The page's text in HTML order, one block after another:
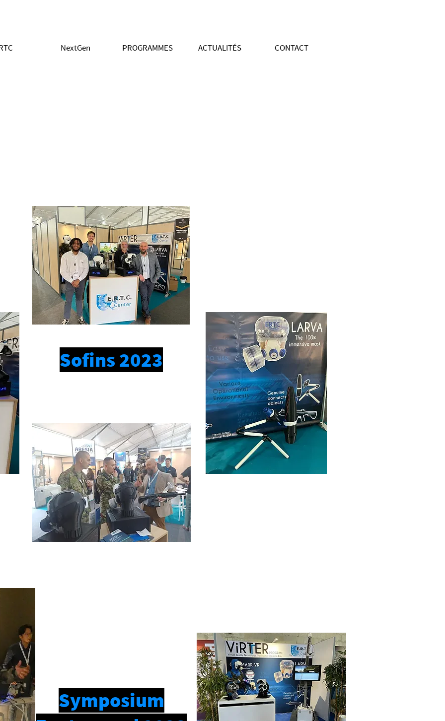
NextGen PROGRAMMES ACTUALITÉS CONTACT
Sofins 2023
Symposium